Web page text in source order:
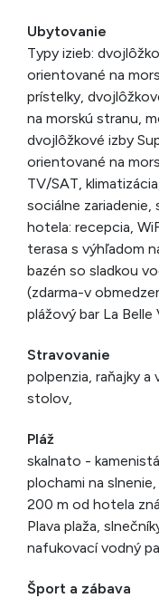
Ubytovanie
Typy izieb:
orientované na
prístelky,
na morskú stranu,
dvojlôžkové izby
orientované na
TV/SAT,
sociálne zariadenie,
hotela: recepcia,
terasa s výhľadom
bazén so sladkou
(zdarma-v
plážový bar La Belle
Stravovanie
polpenzia, raňajky
stolov,
Pláž
skalnato -
plochami na
200 m od hotela
Plava plaža,
nafukovací vodný
Šport a zábava